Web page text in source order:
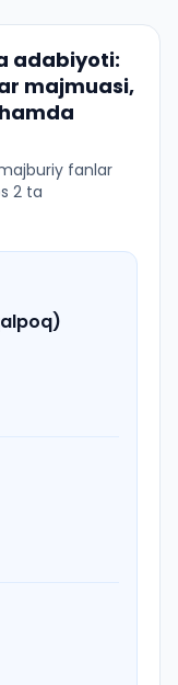
adabiyoti:
majmuasi,
fanlar
2 ta